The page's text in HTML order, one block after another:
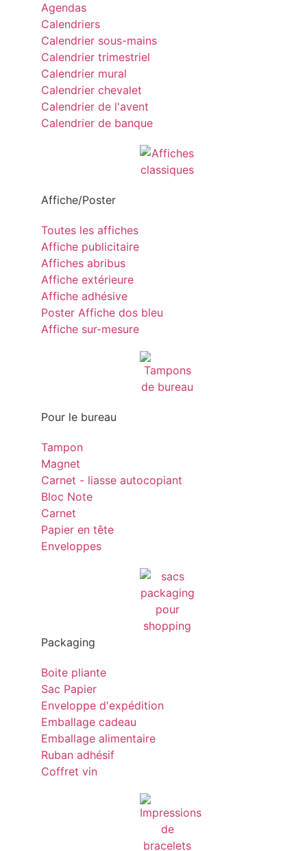
Agendas
Calendriers
Calendrier sous-mains
Calendrier trimestriel
Calendrier mural
Calendrier chevalet
Calendrier de l'avent
Calendrier de banque
Affiche/Poster
Toutes les affiches
Affiche publicitaire
Affiches abribus
Affiche extérieure
Affiche adhésive
Poster Affiche dos bleu
Affiche sur-mesure
Pour le bureau
Tampon
Magnet
Carnet - liasse autocopiant
Bloc Note
Carnet
Papier en tête
Enveloppes
Packaging
Boite pliante
Sac Papier
Enveloppe d'expédition
Emballage cadeau
Emballage alimentaire
Ruban adhésif
Coffret vin